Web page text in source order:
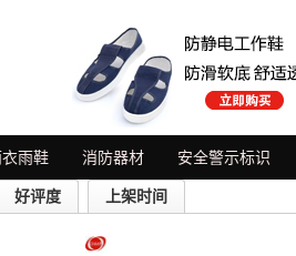
雨鞋 消防器材 安全警示标识
好评度 上架时间